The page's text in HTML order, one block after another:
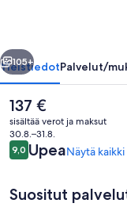
Seuraava
105+
YleistiedotPalvelut/
Nykyinen
hinta
on
137 €
137 €
sisältää verot ja maksut
30.8.–31.8.
Arvostelut
9,09,0 kautta 10.
UpeaNäytä
Suositut